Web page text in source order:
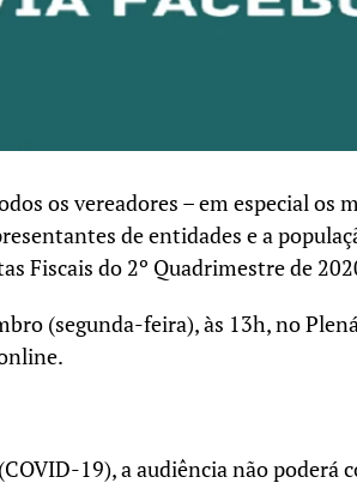
os vereadores – em especial os
de entidades e a
Fiscais do 2º Quadrimestre de
(segunda-feira), às 13h, no
19), a audiência não poderá